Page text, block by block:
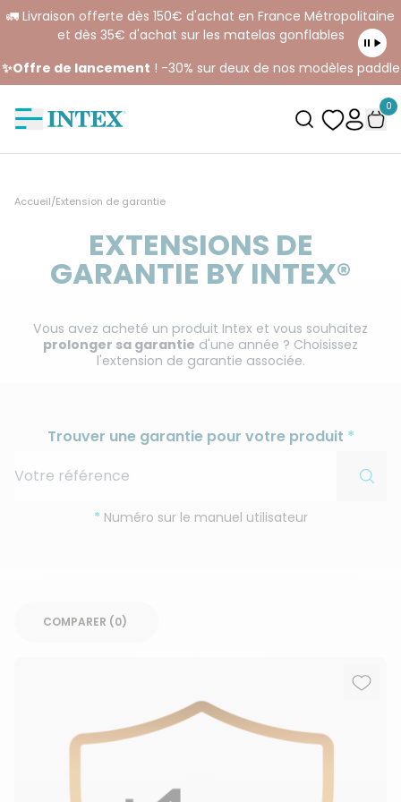
🚛 Livraison offerte dès 150€ d'achat en France Métropolitaine
et dès 35€ d'achat sur les matelas gonflables
✨Offre de lancement ! -30% sur deux de nos modèles paddle
0
Accueil/Extension de garantie
EXTENSIONS DE
GARANTIE BY INTEX®
Vous avez acheté un produit Intex et vous souhaitez
prolonger sa garantie d'une année ? Choisissez
l'extension de garantie associée.
Trouver une garantie pour votre produit *
* Numéro sur le manuel utilisateur
COMPARER (0